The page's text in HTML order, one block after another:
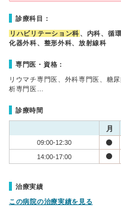
診療科目：
リハビリテーション科 、内科、循
化器外科、整形外科、放射線科
専門医・資格：
リウマチ専門医、外科専門医、糖
析専門医…
診療時間
月
09:00-12:30
14:00-17:00
治療実績
この病院の治療実績を見る